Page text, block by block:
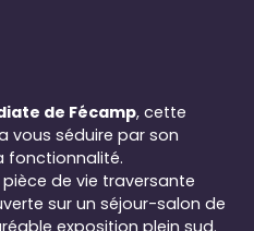
de Fécamp, cette
vous séduire par son
fonctionnalité.
de vie traversante
sur un séjour-salon de